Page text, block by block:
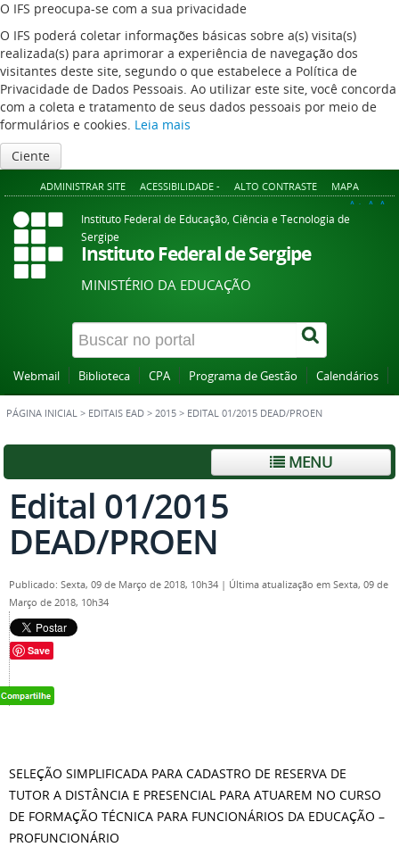
O IFS preocupa-se com a sua privacidade
O IFS poderá coletar informações básicas sobre a(s) visita(s)
realizada(s) para aprimorar a experiência de navegação dos
visitantes deste site, segundo o que estabelece a Política de
Privacidade de Dados Pessoais. Ao utilizar este site, você concorda
com a coleta e tratamento de seus dados pessoais por meio de
formulários e cookies. Leia mais
Ciente
ADMINISTRAR SITE ACESSIBILIDADE - ALTO CONTRASTE MAPA
A+ A A-
Instituto Federal de Educação, Ciência e Tecnologia de
Sergipe
Instituto Federal de Sergipe
MINISTÉRIO DA EDUCAÇÃO
Webmail Biblioteca CPA Programa de Gestão Calendários
PÁGINA INICIAL > EDITAIS EAD > 2015 > EDITAL 01/2015 DEAD/PROEN
MENU
Edital 01/2015
DEAD/PROEN
Publicado: Sexta, 09 de Março de 2018, 10h34 | Última atualização em Sexta, 09 de
Março de 2018, 10h34
Save
SELEÇÃO SIMPLIFICADA PARA CADASTRO DE RESERVA DE
TUTOR A DISTÂNCIA E PRESENCIAL PARA ATUAREM NO CURSO
DE FORMAÇÃO TÉCNICA PARA FUNCIONÁRIOS DA EDUCAÇÃO –
PROFUNCIONÁRIO